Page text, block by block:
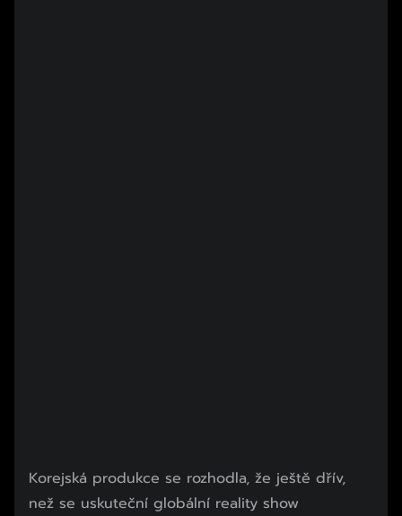
Korejská produkce se rozhodla, že ještě dřív,
než se uskuteční globální reality show